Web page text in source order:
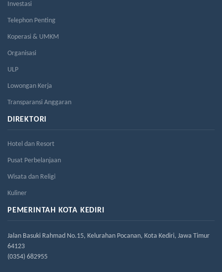
Investasi
Telephon Penting
Koperasi & UMKM
Organisasi
ULP
Lowongan Kerja
Transparansi Anggaran
DIREKTORI
Hotel dan Resort
Pusat Perbelanjaan
Wisata dan Religi
Kuliner
PEMERINTAH KOTA KEDIRI
Jalan Basuki Rahmad No.15, Kelurahan Pocanan, Kota Kediri, Jawa Timur
64123
(0354) 682955